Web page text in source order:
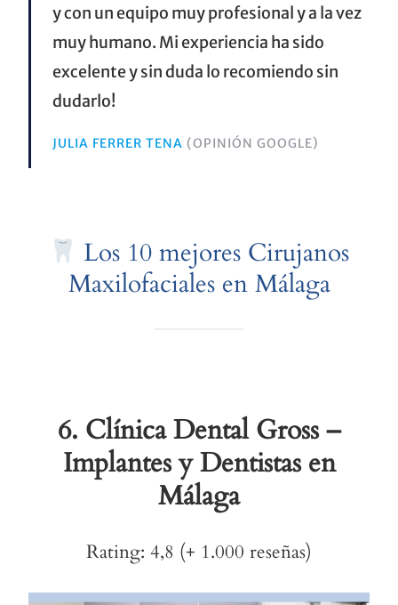
y con un equipo muy profesional y a la vez
muy humano. Mi experiencia ha sido
excelente y sin duda lo recomiendo sin
dudarlo!
JULIA FERRER TENA (OPINIÓN GOOGLE)
Los 10 mejores Cirujanos
Maxilofaciales en Málaga
6. Clínica Dental Gross –
Implantes y Dentistas en
Málaga
Rating: 4,8 (+ 1.000 reseñas)